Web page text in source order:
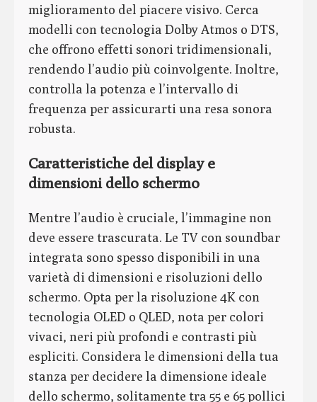
miglioramento del piacere visivo. Cerca
modelli con tecnologia Dolby Atmos o DTS,
che offrono effetti sonori tridimensionali,
rendendo l’audio più coinvolgente. Inoltre,
controlla la potenza e l’intervallo di
frequenza per assicurarti una resa sonora
robusta.
Caratteristiche del display e
dimensioni dello schermo
Mentre l’audio è cruciale, l’immagine non
deve essere trascurata. Le TV con soundbar
integrata sono spesso disponibili in una
varietà di dimensioni e risoluzioni dello
schermo. Opta per la risoluzione 4K con
tecnologia OLED o QLED, nota per colori
vivaci, neri più profondi e contrasti più
espliciti. Considera le dimensioni della tua
stanza per decidere la dimensione ideale
dello schermo, solitamente tra 55 e 65 pollici